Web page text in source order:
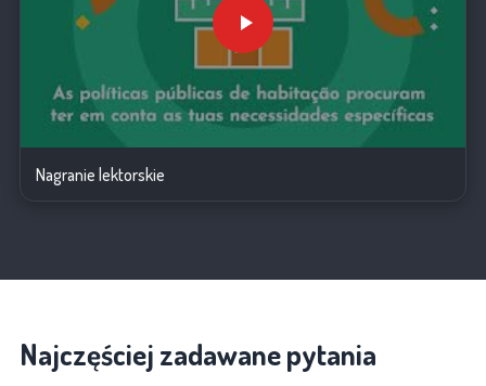
Nagranie lektorskie
Najczęściej zadawane pytania